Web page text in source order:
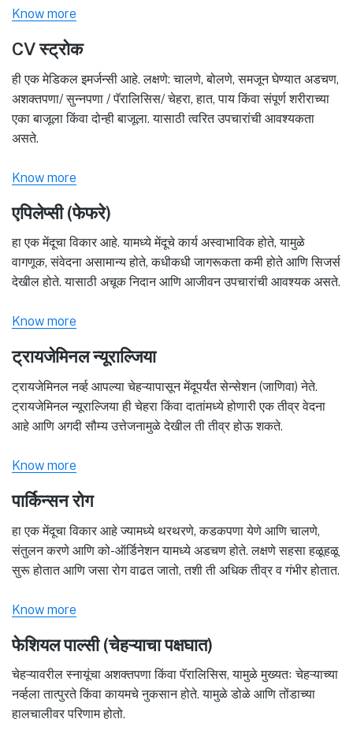
Know more
CV स्ट्रोक
ही एक मेडिकल इमर्जन्सी आहे. लक्षणे: चालणे, बोलणे, समजून घेण्यात अडचण,
अशक्तपणा/ सुन्नपणा / पॅरालिसिस/ चेहरा, हात, पाय किंवा संपूर्ण शरीराच्या
एका बाजूला किंवा दोन्ही बाजूला. यासाठी त्वरित उपचारांची आवश्यकता
असते.
Know more
एपिलेप्सी (फेफरे)
हा एक मेंदूचा विकार आहे. यामध्ये मेंदूचे कार्य अस्वाभाविक होते, यामुळे
वागणूक, संवेदना असामान्य होते, कधीकधी जागरूकता कमी होते आणि सिजर्स
देखील होते. यासाठी अचूक निदान आणि आजीवन उपचारांची आवश्यक असते.
Know more
ट्रायजेमिनल न्यूराल्जिया
ट्रायजेमिनल नर्व्ह आपल्या चेहऱ्यापासून मेंदूपर्यंत सेन्सेशन (जाणिवा) नेते.
ट्रायजेमिनल न्यूराल्जिया ही चेहरा किंवा दातांमध्ये होणारी एक तीव्र वेदना
आहे आणि अगदी सौम्य उत्तेजनामुळे देखील ती तीव्र होऊ शकते.
Know more
पार्किन्सन रोग
हा एक मेंदूचा विकार आहे ज्यामध्ये थरथरणे, कडकपणा येणे आणि चालणे,
संतुलन करणे आणि को-ऑर्डिनेशन यामध्ये अडचण होते. लक्षणे सहसा हळूहळू
सुरू होतात आणि जसा रोग वाढत जातो, तशी ती अधिक तीव्र व गंभीर होतात.
Know more
फेशियल पाल्सी (चेहऱ्याचा पक्षघात)
चेहऱ्यावरील स्नायूंचा अशक्तपणा किंवा पॅरालिसिस, यामुळे मुख्यतः चेहऱ्याच्या
नर्व्हला तात्पुरते किंवा कायमचे नुकसान होते. यामुळे डोळे आणि तोंडाच्या
हालचालीवर परिणाम होतो.